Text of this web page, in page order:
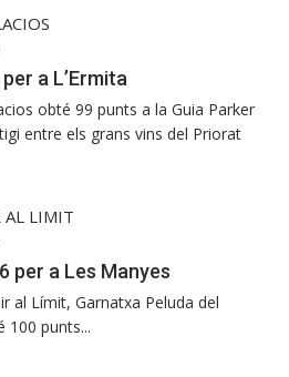
a L’Ermita
obté 99 punts a la Guia Parker
entre els grans vins del Priorat
per a Les Manyes
al Límit, Garnatxa Peluda del
100 punts...